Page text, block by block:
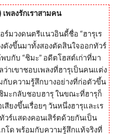
เพลงรักเราสามคน
อร์มวงดนตรีแนวอินดี้ชื่อ “ฮารุเร
ดังขึ้นมาทั้งสองตัดสินใจออกทัวร์
บกับ “ชิมะ” อดีตโฮสต์เก่าที่มา
าเขาชอบเพลงที่ฮารุเป็นคนแต่ง
บความรู้สึกบางอย่างที่ก่อตัวขึ้น
มะกลับชอบฮารุ ในขณะที่ฮารุก็
สียงขึ้นเรื่อยๆ วันหนึ่งฮารุและเร
วร์แสดงคอนเสิร์ตด้วยกันเป็น
โด พร้อมกับความรู้สึกแท้จริงที่